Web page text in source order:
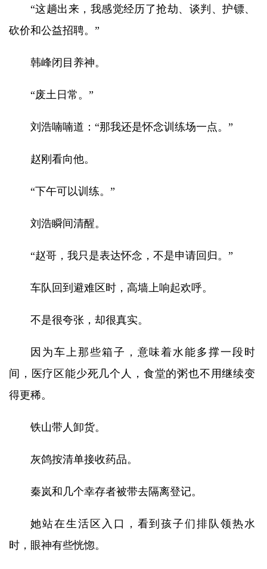
“这趟出来，我感觉经历了抢劫、谈判、护镖、
砍价和公益招聘。”
韩峰闭目养神。
“废土日常。”
刘浩喃喃道：“那我还是怀念训练场一点。”
赵刚看向他。
“下午可以训练。”
刘浩瞬间清醒。
“赵哥，我只是表达怀念，不是申请回归。”
车队回到避难区时，高墙上响起欢呼。
不是很夸张，却很真实。
因为车上那些箱子，意味着水能多撑一段时
间，医疗区能少死几个人，食堂的粥也不用继续变
得更稀。
铁山带人卸货。
灰鸽按清单接收药品。
秦岚和几个幸存者被带去隔离登记。
她站在生活区入口，看到孩子们排队领热水
时，眼神有些恍惚。